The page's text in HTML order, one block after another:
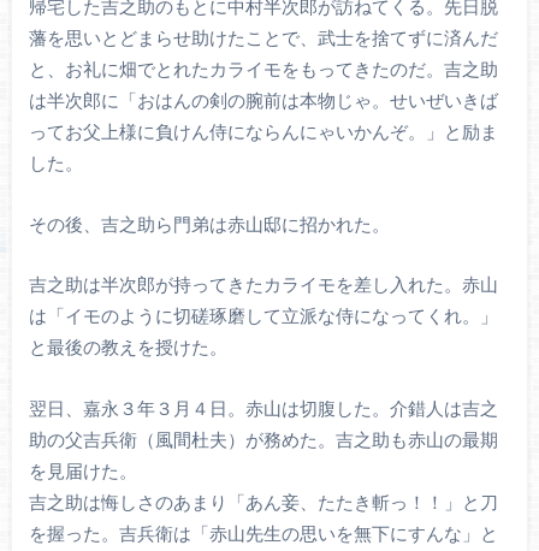
帰宅した吉之助のもとに中村半次郎が訪ねてくる。先日脱
藩を思いとどまらせ助けたことで、武士を捨てずに済んだ
と、お礼に畑でとれたカライモをもってきたのだ。吉之助
は半次郎に「おはんの剣の腕前は本物じゃ。せいぜいきば
ってお父上様に負けん侍にならんにゃいかんぞ。」と励ま
した。
その後、吉之助ら門弟は赤山邸に招かれた。
吉之助は半次郎が持ってきたカライモを差し入れた。赤山
は「イモのように切磋琢磨して立派な侍になってくれ。」
と最後の教えを授けた。
翌日、嘉永３年３月４日。赤山は切腹した。介錯人は吉之
助の父吉兵衛（風間杜夫）が務めた。吉之助も赤山の最期
を見届けた。
吉之助は悔しさのあまり「あん妾、たたき斬っ！！」と刀
を握った。吉兵衛は「赤山先生の思いを無下にすんな」と